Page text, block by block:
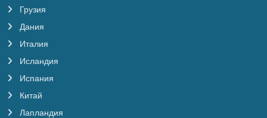
Грузия
Дания
Италия
Исландия
Испания
Китай
Лапландия